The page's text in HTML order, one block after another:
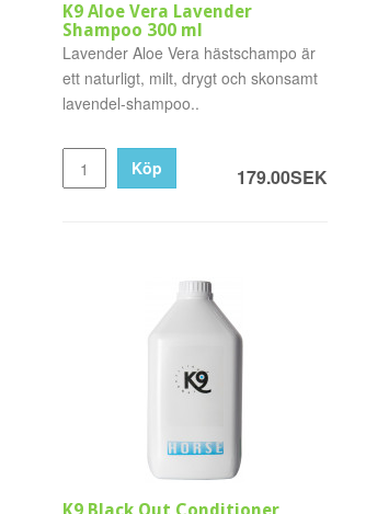
K9 Aloe Vera Lavender
Shampoo 300 ml
Lavender Aloe Vera hästschampo är
ett naturligt, milt, drygt och skonsamt
lavendel-shampoo..
179.00SEK
Köp